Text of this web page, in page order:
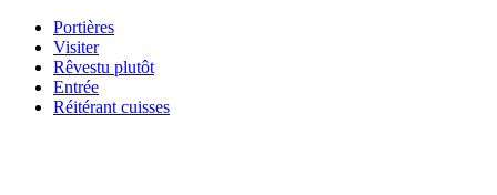
Portières
Visiter
Rêvestu plutôt
Entrée
Réitérant cuisses